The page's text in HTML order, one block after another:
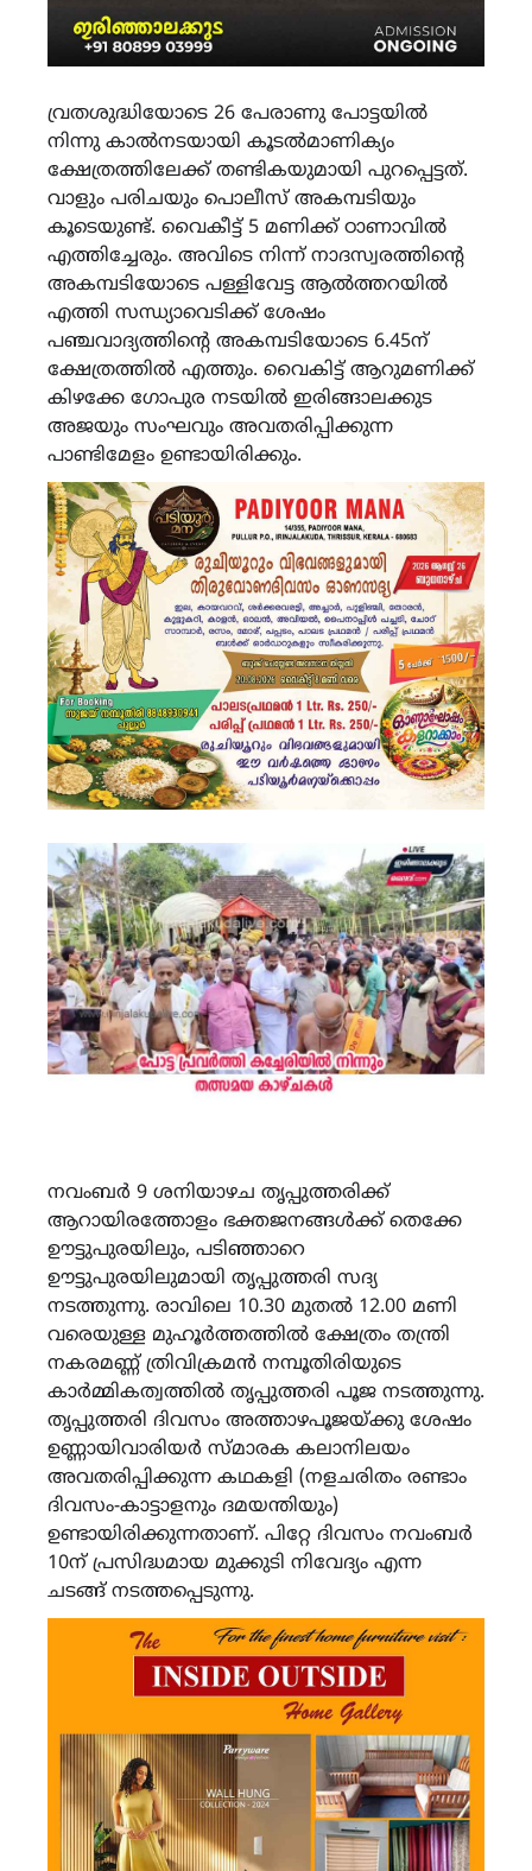
വ്രതശുദ്ധിയോടെ 26 പേരാണു പോട്ടയിൽ
നിന്നു കാൽനടയായി കൂടൽമാണിക്യം
ക്ഷേത്രത്തിലേക്ക് തണ്ടികയുമായി പുറപ്പെട്ടത്.
വാളും പരിചയും പൊലീസ് അകമ്പടിയും
കൂടെയുണ്ട്. വൈകീട്ട് 5 മണിക്ക് ഠാണാവിൽ
എത്തിച്ചേരും. അവിടെ നിന്ന് നാദസ്വരത്തിൻ്റെ
അകമ്പടിയോടെ പള്ളിവേട്ട ആൽത്തറയിൽ
എത്തി സന്ധ്യാവെടിക്ക് ശേഷം
പഞ്ചവാദ്യത്തിൻ്റെ അകമ്പടിയോടെ 6.45ന്
ക്ഷേത്രത്തിൽ എത്തും. വൈകിട്ട് ആറുമണിക്ക്
കിഴക്കേ ഗോപുര നടയിൽ ഇരിങ്ങാലക്കുട
അജയും സംഘവും അവതരിപ്പിക്കുന്ന
പാണ്ടിമേളം ഉണ്ടായിരിക്കും.
നവംബർ 9 ശനിയാഴച തൃപ്പുത്തരിക്ക്
ആറായിരത്തോളം ഭക്തജനങ്ങൾക്ക് തെക്കേ
ഊട്ടുപുരയിലും, പടിഞ്ഞാറെ
ഊട്ടുപുരയിലുമായി തൃപ്പുത്തരി സദ്യ
നടത്തുന്നു. രാവിലെ 10.30 മുതൽ 12.00 മണി
വരെയുള്ള മുഹൂർത്തത്തിൽ ക്ഷേത്രം തന്ത്രി
നകരമണ്ണ് ത്രിവിക്രമൻ നമ്പൂതിരിയുടെ
കാർമ്മികത്വത്തിൽ തൃപ്പുത്തരി പൂജ നടത്തുന്നു.
തൃപ്പുത്തരി ദിവസം അത്താഴപൂജയ്ക്കു ശേഷം
ഉണ്ണായിവാരിയർ സ്‌മാരക കലാനിലയം
അവതരിപ്പിക്കുന്ന കഥകളി (നളചരിതം രണ്ടാം
ദിവസം-കാട്ടാളനും ദമയന്തിയും)
ഉണ്ടായിരിക്കുന്നതാണ്. പിറ്റേ ദിവസം നവംബർ
10ന് പ്രസിദ്ധമായ മുക്കുടി നിവേദ്യം എന്ന
ചടങ്ങ് നടത്തപ്പെടുന്നു.